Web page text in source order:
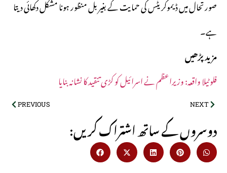
صورتحال میں ڈیموکریٹس کی حمایت کے بغیر بل منظور ہونا مشکل دکھائی دیتا
ہے۔
مزید پڑھیں
فلوٹیلا واقعہ: وزیراعظم نے اسرائیل کو کڑی تنقید کا نشانہ بنایا
PREVIOUS NEXT
:دوسروں کے ساتھ اشتراک کریں